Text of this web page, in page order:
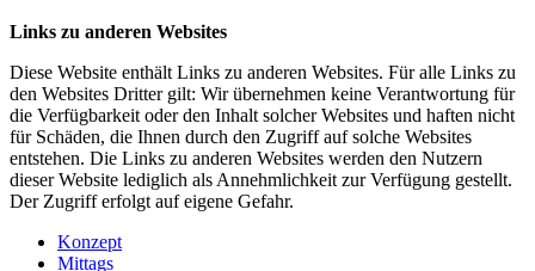
Links zu anderen Websites
Diese Website enthält Links zu anderen Websites. Für alle Links zu
den Websites Dritter gilt: Wir übernehmen keine Verantwortung für
die Verfügbarkeit oder den Inhalt solcher Websites und haften nicht
für Schäden, die Ihnen durch den Zugriff auf solche Websites
entstehen. Die Links zu anderen Websites werden den Nutzern
dieser Website lediglich als Annehmlichkeit zur Verfügung gestellt.
Der Zugriff erfolgt auf eigene Gefahr.
Konzept
Mittags